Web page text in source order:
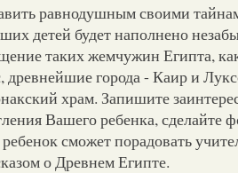
равнодушным своими
детей будет наполнено
таких жемчужин Египта,
города - Каир и
храм. Запишите
Вашего ребенка, сделайте
сможет порадовать
о Древнем Египте.